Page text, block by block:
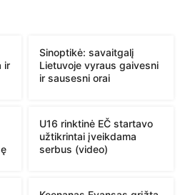
ir
Sinoptikė: savaitgalį
Lietuvoje vyraus gaivesni
ir sausesni orai
U16 rinktinė EČ startavo
užtikrintai įveikdama
serbus (video)